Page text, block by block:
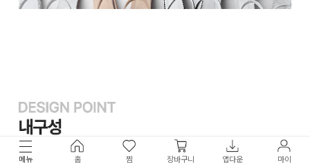
메뉴 홈 찜 장바구니 앱다운 마이